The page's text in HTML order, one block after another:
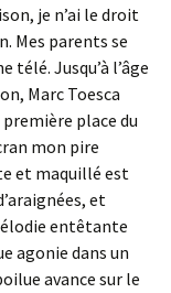
je n’ai le droit
Mes parents se
Jusqu’à l’âge
Marc Toesca
place du
mon pire
et maquillé est
et
entêtante
agonie dans un
avance sur le